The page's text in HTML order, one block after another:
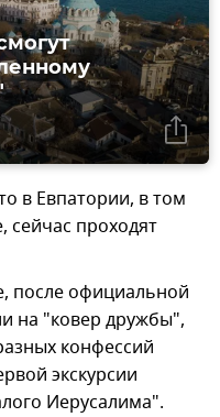
в Евпатории, в том
сейчас проходят
после официальной
на "ковер дружбы",
конфессий
экскурсии
Иерусалима".